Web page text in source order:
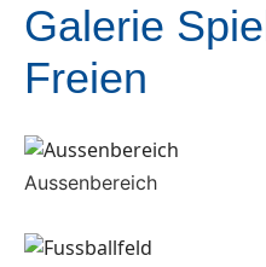
Galerie
Freien
Aussenbereich